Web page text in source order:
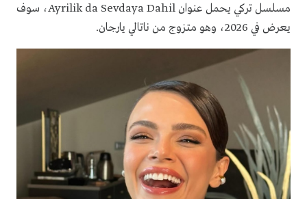
مسلسل تركي يحمل عنوان Ayrilik da Sevdaya Dahil، سوف
يعرض في 2026، وهو متزوج من ناتالي يارجان.